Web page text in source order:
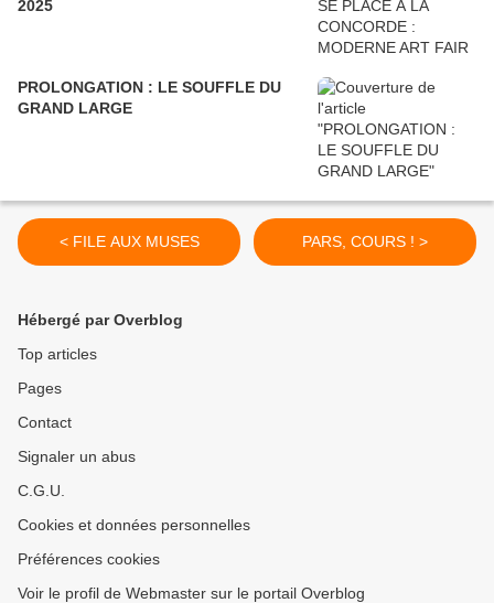
2025
PROLONGATION : LE SOUFFLE DU
GRAND LARGE
< FILE AUX MUSES PARS, COURS ! >
Hébergé par Overblog
Top articles
Pages
Contact
Signaler un abus
C.G.U.
Cookies et données personnelles
Préférences cookies
Voir le profil de Webmaster sur le portail Overblog